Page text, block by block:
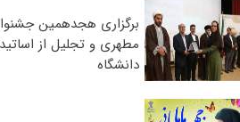
برگزاری هجدهمین
مطهری و تجلیل از اساتید
دانشگاه